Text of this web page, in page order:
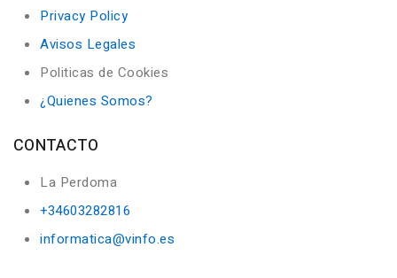
Privacy Policy
Avisos Legales
Politicas de Cookies
¿Quienes Somos?
CONTACTO
La Perdoma
+34603282816
informatica@vinfo.es